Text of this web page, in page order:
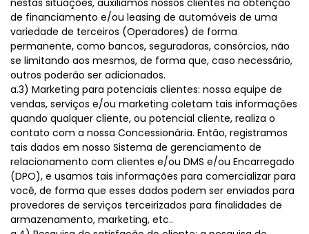
nestas situações, auxiliamos nossos clientes na obtenção
de financiamento e/ou leasing de automóveis de uma
variedade de terceiros (Operadores) de forma
permanente, como bancos, seguradoras, consórcios, não
se limitando aos mesmos, de forma que, caso necessário,
outros poderão ser adicionados.
a.3) Marketing para potenciais clientes: nossa equipe de
vendas, serviços e/ou marketing coletam tais informações
quando qualquer cliente, ou potencial cliente, realiza o
contato com a nossa Concessionária. Então, registramos
tais dados em nosso Sistema de gerenciamento de
relacionamento com clientes e/ou DMS e/ou Encarregado
(DPO), e usamos tais informações para comercializar para
você, de forma que esses dados podem ser enviados para
provedores de serviços terceirizados para finalidades de
armazenamento, marketing, etc..